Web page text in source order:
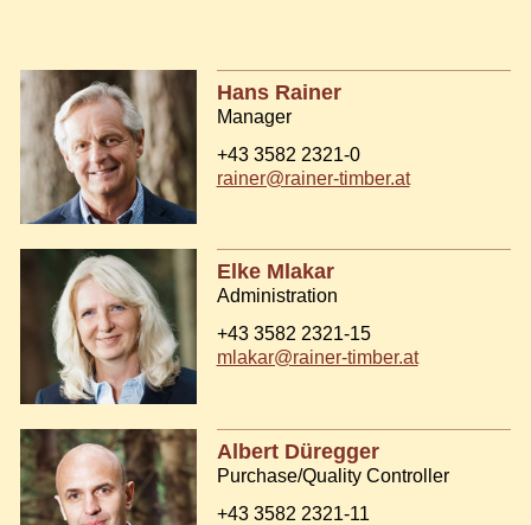
Hans Rainer
Manager
+43 3582 2321-0
rainer@rainer-timber.at
Elke Mlakar
Administration
+43 3582 2321-15
mlakar@rainer-timber.at
Albert Düregger
Purchase/Quality Controller
+43 3582 2321-11